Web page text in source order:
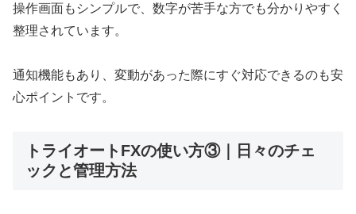
操作画面もシンプルで、数字が苦手な方でも分かりやすく
整理されています。
通知機能もあり、変動があった際にすぐ対応できるのも安
心ポイントです。
トライオートFXの使い方③｜日々のチェ
ックと管理方法